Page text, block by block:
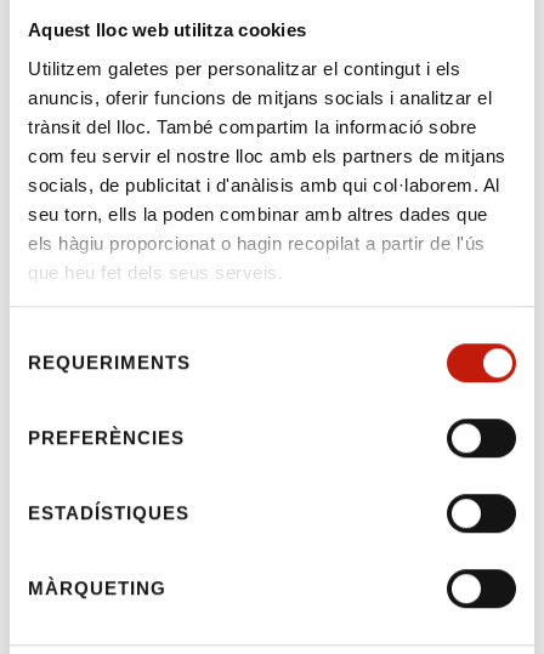
Aquest lloc web utilitza cookies
Utilitzem galetes per personalitzar el contingut i els
anuncis, oferir funcions de mitjans socials i analitzar el
trànsit del lloc. També compartim la informació sobre
com feu servir el nostre lloc amb els partners de mitjans
socials, de publicitat i d'anàlisis amb qui col·laborem. Al
seu torn, ells la poden combinar amb altres dades que
els hàgiu proporcionat o hagin recopilat a partir de l'ús
que heu fet dels seus serveis.
REQUERIMENTS
PREFERÈNCIES
ESTADÍSTIQUES
MÀRQUETING
Guia de les bones
practiques de l’advocat
de la dona víctima de
violència de gènere
Ens plau adjuntar-vos la Guia de les bones
violència de gènere que ha elaborat la
Guia de les bones practiques de l’advocat de